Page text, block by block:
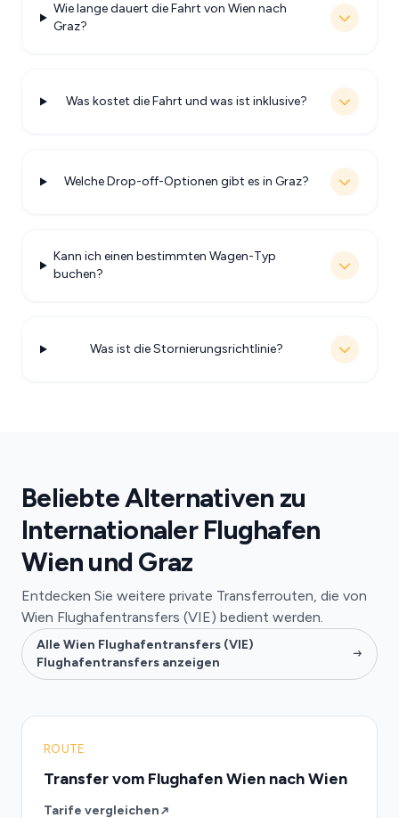
Wie lange dauert die Fahrt von Wien nach
Graz?
Was kostet die Fahrt und was ist inklusive?
Welche Drop-off-Optionen gibt es in Graz?
Kann ich einen bestimmten Wagen-Typ
buchen?
Was ist die Stornierungsrichtlinie?
Beliebte Alternativen zu
Internationaler Flughafen
Wien und Graz
Entdecken Sie weitere private Transferrouten, die von
Wien Flughafentransfers (VIE) bedient werden.
Alle Wien Flughafentransfers (VIE)
Flughafentransfers anzeigen
ROUTE
Transfer vom Flughafen Wien nach Wien
Tarife vergleichen